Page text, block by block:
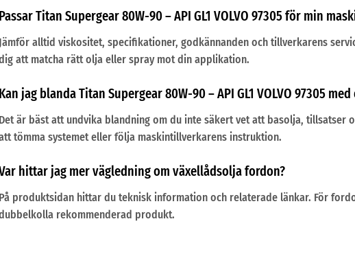
Passar Titan Supergear 80W-90 – API GL1 VOLVO 97305 för min
Jämför alltid viskositet, specifikationer, godkännanden och tillverkarens
att matcha rätt olja eller spray mot din applikation.
Kan jag blanda Titan Supergear 80W-90 – API GL1 VOLVO 97305
Det är bäst att undvika blandning om du inte säkert vet att basolja,
tömma systemet eller följa maskintillverkarens instruktion.
hittar jag mer vägledning om växellådsolja fordon?
På produktsidan hittar du teknisk information och relaterade länkar. För
rekommenderad produkt.